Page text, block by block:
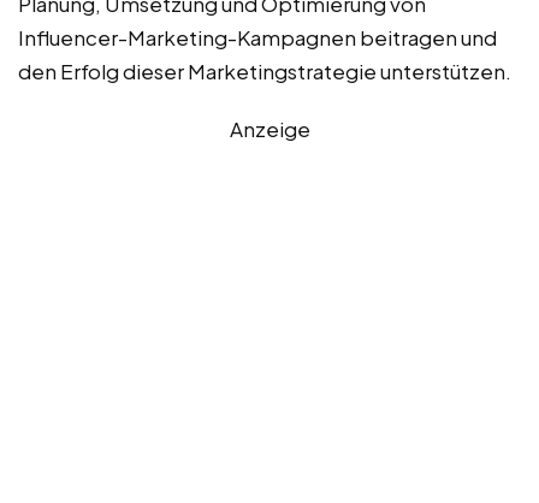
Influencer-Marketing-Kampagnen beitragen und
den Erfolg dieser Marketingstrategie unterstützen.
Anzeige